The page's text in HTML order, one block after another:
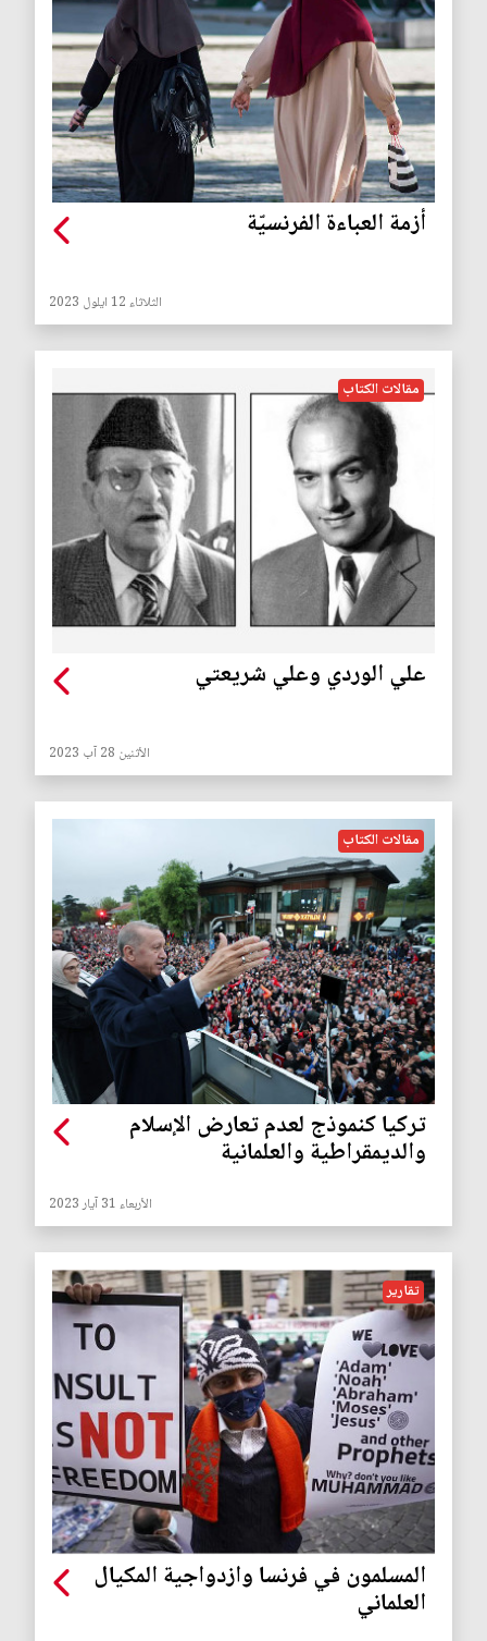
أزمة العباءة الفرنسيّة
الثلاثاء 12 ايلول 2023
مقالات الكتاب
علي الوردي وعلي شريعتي
الأثنين 28 آب 2023
مقالات الكتاب
تركيا كنموذج لعدم تعارض الإسلام
والديمقراطية والعلمانية
الأربعاء 31 آيار 2023
تقارير
المسلمون في فرنسا وازدواجية المكيال
العلماني